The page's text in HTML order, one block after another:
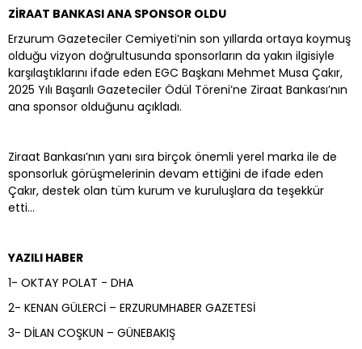
ZİRAAT BANKASI ANA SPONSOR OLDU
Erzurum Gazeteciler Cemiyeti’nin son yıllarda ortaya koymuş
olduğu vizyon doğrultusunda sponsorların da yakın ilgisiyle
karşılaştıklarını ifade eden EGC Başkanı Mehmet Musa Çakır,
2025 Yılı Başarılı Gazeteciler Ödül Töreni’ne Ziraat Bankası’nın
ana sponsor olduğunu açıkladı.
Ziraat Bankası’nın yanı sıra birçok önemli yerel marka ile de
sponsorluk görüşmelerinin devam ettiğini de ifade eden
Çakır, destek olan tüm kurum ve kuruluşlara da teşekkür
etti…
YAZILI HABER
1- OKTAY POLAT - DHA
2- KENAN GÜLERCİ – ERZURUMHABER GAZETESİ
3- DİLAN COŞKUN – GÜNEBAKIŞ